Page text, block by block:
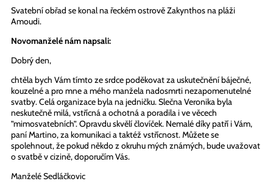
Svatební obřad se konal na řeckém ostrově Zakynthos na pláži
Amoudi.
Novomanželé nám napsali:
Dobrý den,
chtěla bych Vám tímto ze srdce poděkovat za uskutečnění báječné,
kouzelné a pro mne a mého manžela nadosmrti nezapomenutelné
svatby. Celá organizace byla na jedničku. Slečna Veronika byla
neskutečně milá, vstřícná a ochotná a poradila i ve věcech
”mimosvatebních”. Opravdu skvělí človíček. Nemalé díky patří i Vám,
paní Martino, za komunikaci a taktéž vstřícnost. Můžete se
spolehnout, že pokud někdo z okruhu mých známých, bude uvažovat
o svatbě v cizině, doporučím Vás.
Manželé Sedláčkovic